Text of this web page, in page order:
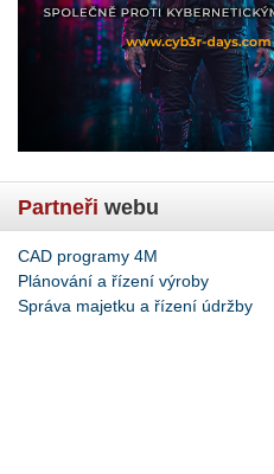
Partneři webu
CAD programy 4M
Plánování a řízení výroby
Správa majetku a řízení údržby